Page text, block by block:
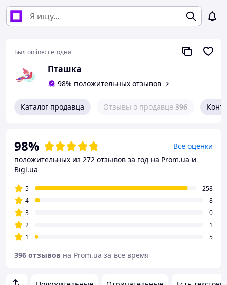
Был online:сегодня
Пташка
98% положительных отзывов
Каталог продавца Отзывы о продавце 396
98%
Все оценки
положительных из 272 отзывов за год на Prom.ua и
Bigl.ua
5
258
4
8
3
0
2
1
1
5
396 отзывов на Prom.ua за все время